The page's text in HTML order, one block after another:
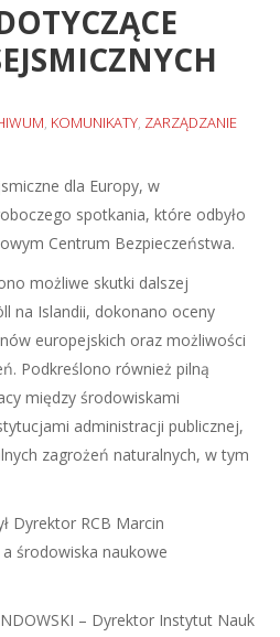
, KOMUNIKATY, ZARZĄDZANIE
dla Europy, w
spotkania, które odbyło
Centrum Bezpieczeństwa.
możliwe skutki dalszej
na Islandii, dokonano oceny
europejskich oraz możliwości
Podkreślono również pilną
między środowiskami
administracji publicznej,
zagrożeń naturalnych, w tym
Dyrektor RCB Marcin
a środowiska naukowe
– Dyrektor Instytut Nauk